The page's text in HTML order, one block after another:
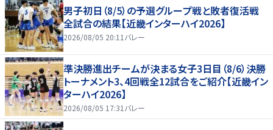
男子初日（8/5）の予選グループ戦と敗者復活戦
全試合の結果【近畿インターハイ2026】
2026/08/05 20:11 バレー
準決勝進出チームが決まる女子3日目（8/6）決勝
トーナメント3、4回戦全12試合をご紹介【近畿イン
ターハイ2026】
2026/08/05 17:31 バレー